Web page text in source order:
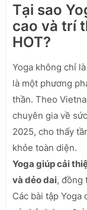
Tại sao
cao và trí
HOT?
Yoga không chỉ
là một phương
thần. Theo
chuyên gia về
2025, cho thấy
khỏe toàn diện.
Yoga giúp cải
và dẻo dai, đồng
Các bài tập